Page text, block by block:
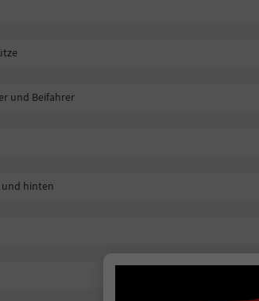
und Beifahrer
hinten